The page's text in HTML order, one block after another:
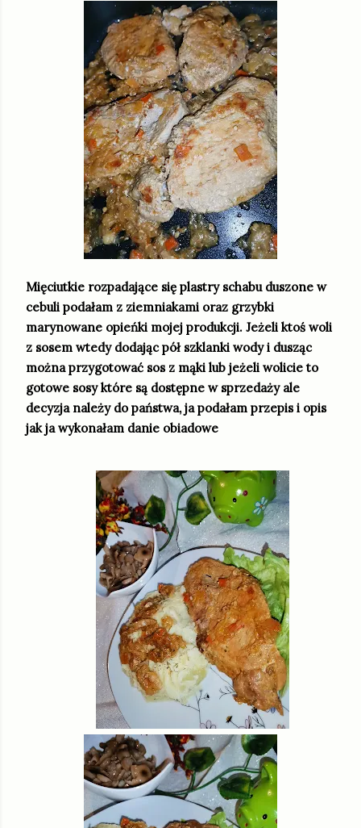
Mięciutkie rozpadające się plastry schabu duszone w
cebuli podałam z ziemniakami oraz grzybki
marynowane opieńki mojej produkcji. Jeżeli ktoś woli
z sosem wtedy dodając pół szklanki wody i dusząc
można przygotować sos z mąki lub jeżeli wolicie to
gotowe sosy które są dostępne w sprzedaży ale
decyzja należy do państwa, ja podałam przepis i opis
jak ja wykonałam danie obiadowe